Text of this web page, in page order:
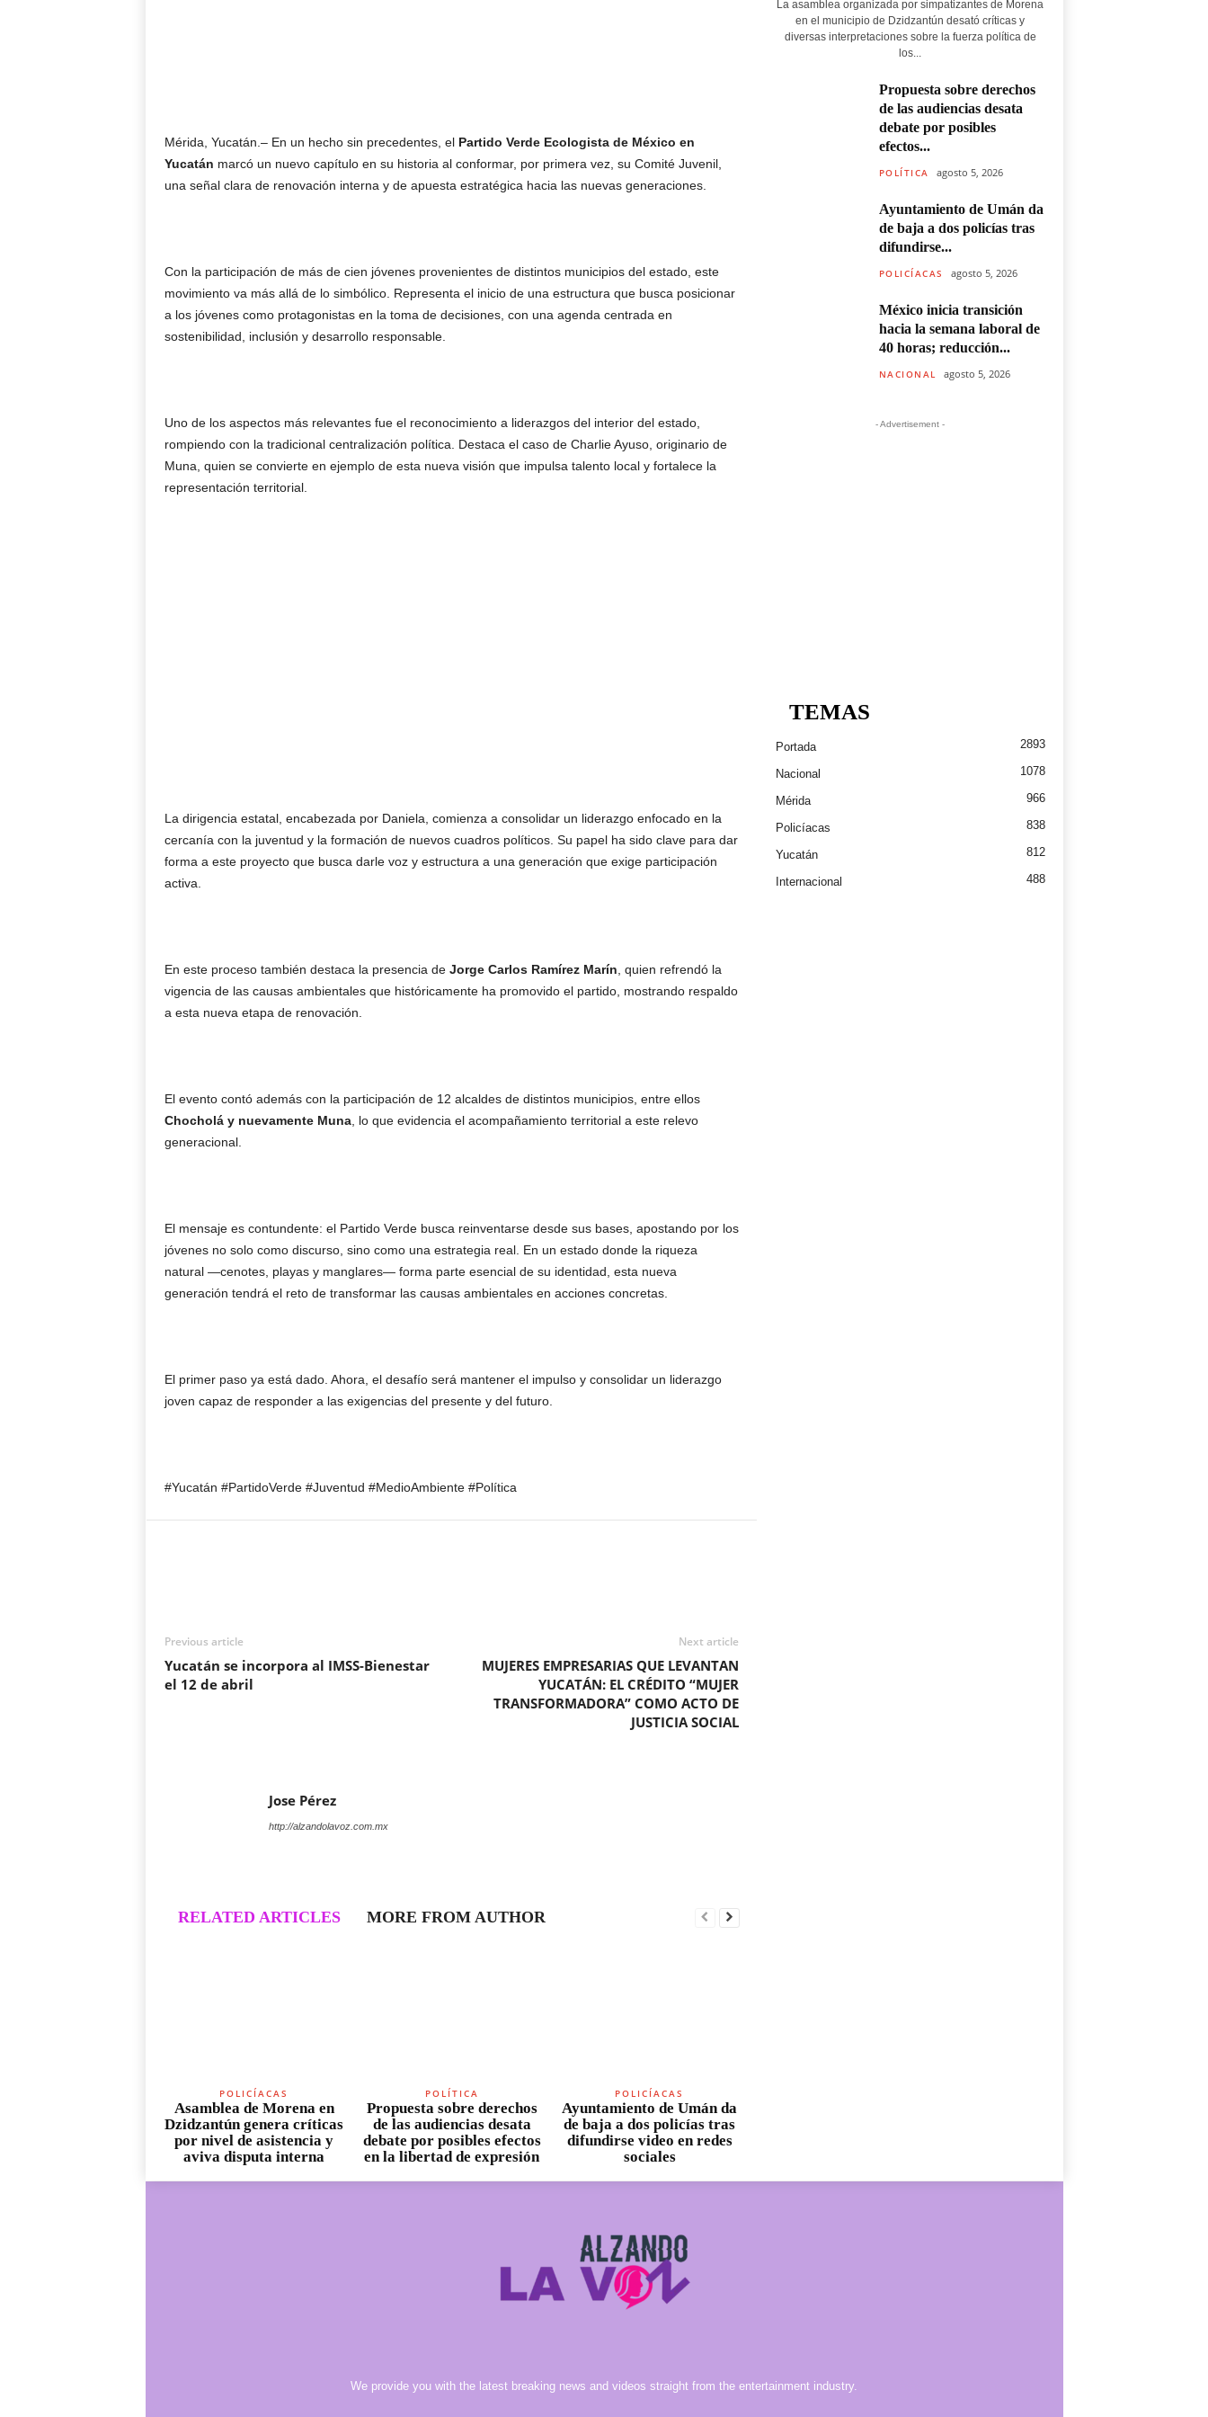
Mérida, Yucatán.– En un hecho sin precedentes, el Partido Verde Ecologista de México en
Yucatán marcó un nuevo capítulo en su historia al conformar, por primera vez, su Comité Juvenil,
una señal clara de renovación interna y de apuesta estratégica hacia las nuevas generaciones.
Con la participación de más de cien jóvenes provenientes de distintos municipios del estado, este
movimiento va más allá de lo simbólico. Representa el inicio de una estructura que busca posicionar
a los jóvenes como protagonistas en la toma de decisiones, con una agenda centrada en
sostenibilidad, inclusión y desarrollo responsable.
Uno de los aspectos más relevantes fue el reconocimiento a liderazgos del interior del estado,
rompiendo con la tradicional centralización política. Destaca el caso de Charlie Ayuso, originario de
Muna, quien se convierte en ejemplo de esta nueva visión que impulsa talento local y fortalece la
representación territorial.
La dirigencia estatal, encabezada por Daniela, comienza a consolidar un liderazgo enfocado en la
cercanía con la juventud y la formación de nuevos cuadros políticos. Su papel ha sido clave para dar
forma a este proyecto que busca darle voz y estructura a una generación que exige participación
activa.
En este proceso también destaca la presencia deJorge Carlos Ramírez Marín , quien refrendó la
vigencia de las causas ambientales que históricamente ha promovido el partido, mostrando respaldo
a esta nueva etapa de renovación.
El evento contó además con la participación de 12 alcaldes de distintos municipios, entre ellos
Chocholá y nuevamente Muna, lo que evidencia el acompañamiento territorial a este relevo
generacional.
El mensaje es contundente: el Partido Verde busca reinventarse desde sus bases, apostando por los
jóvenes no solo como discurso, sino como una estrategia real. En un estado donde la riqueza
natural —cenotes, playas y manglares— forma parte esencial de su identidad, esta nueva
generación tendrá el reto de transformar las causas ambientales en acciones concretas.
El primer paso ya está dado. Ahora, el desafío será mantener el impulso y consolidar un liderazgo
joven capaz de responder a las exigencias del presente y del futuro.
#Yucatán #PartidoVerde #Juventud #MedioAmbiente #Política
Previous article
Yucatán se incorpora al IMSS-Bienestar
el 12 de abril
Next article
MUJERES EMPRESARIAS QUE LEVANTAN
YUCATÁN: EL CRÉDITO “MUJER
TRANSFORMADORA” COMO ACTO DE
JUSTICIA SOCIAL
Jose Pérez
http://alzandolavoz.com.mx
RELATED ARTICLES MORE FROM AUTHOR
POLICÍACAS
Asamblea de Morena en
Dzidzantún genera críticas
por nivel de asistencia y
aviva disputa interna
POLÍTICA
Propuesta sobre derechos
de las audiencias desata
debate por posibles efectos
en la libertad de expresión
POLICÍACAS
Ayuntamiento de Umán da
de baja a dos policías tras
difundirse video en redes
sociales
La asamblea organizada por simpatizantes de Morena
en el municipio de Dzidzantún desató críticas y
diversas interpretaciones sobre la fuerza política de
los...
Propuesta sobre derechos
de las audiencias desata
debate por posibles
efectos...
POLÍTICA agosto 5, 2026
Ayuntamiento de Umán da
de baja a dos policías tras
difundirse...
POLICÍACAS agosto 5, 2026
México inicia transición
hacia la semana laboral de
40 horas; reducción...
NACIONAL agosto 5, 2026
- Advertisement -
TEMAS
Portada 2893
Nacional 1078
Mérida 966
Policíacas 838
Yucatán 812
Internacional 488
We provide you with the latest breaking news and videos straight from the entertainment industry.